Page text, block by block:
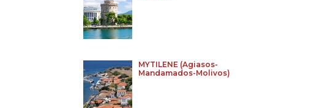
MYTILENE (Agiasos-
Mandamados-Molivos)